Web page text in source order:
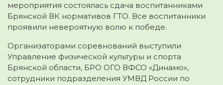
мероприятия состоялась сдача воспитанниками
Брянской ВК нормативов ГТО. Все воспитанники
проявили невероятную волю к победе.
Организаторами соревнований выступили
Управление физической культуры и спорта
Брянской области, БРО ОГО ВФСО «Динамо»,
сотрудники подразделения УМВД России по